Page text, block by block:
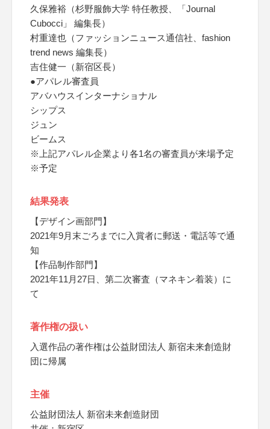
久保雅裕（杉野服飾大学 特任教授、「Journal
Cubocci」 編集長）
村重達也（ファッションニュース通信社、fashion
trend news 編集長）
吉住健一（新宿区長）
●アパレル審査員
アバハウスインターナショナル
シップス
ジュン
ビームス
※上記アパレル企業より各1名の審査員が来場予定
※予定
結果発表
【デザイン画部門】
2021年9月末ごろまでに入賞者に郵送・電話等で通
知
【作品制作部門】
2021年11月27日、第二次審査（マネキン着装）に
て
著作権の扱い
入選作品の著作権は公益財団法人 新宿未来創造財
団に帰属
主催
公益財団法人 新宿未来創造財団